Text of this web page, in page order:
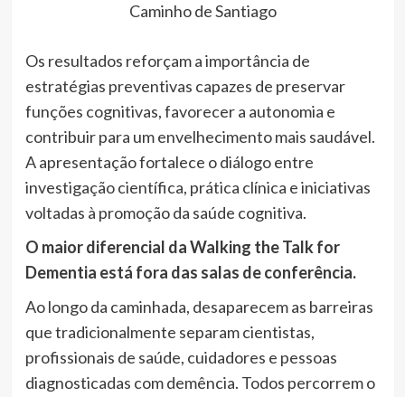
Caminho de Santiago
Os resultados reforçam a importância de
estratégias preventivas capazes de preservar
funções cognitivas, favorecer a autonomia e
contribuir para um envelhecimento mais saudável.
A apresentação fortalece o diálogo entre
investigação científica, prática clínica e iniciativas
voltadas à promoção da saúde cognitiva.
O maior diferencial da Walking the Talk for
Dementia está fora das salas de conferência.
Ao longo da caminhada, desaparecem as barreiras
que tradicionalmente separam cientistas,
profissionais de saúde, cuidadores e pessoas
diagnosticadas com demência. Todos percorrem o